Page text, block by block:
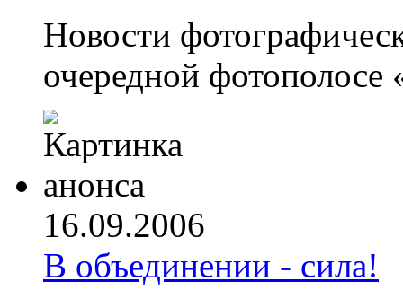
Новости
очередной фотополосе
16.09.2006
В объединении - сила!